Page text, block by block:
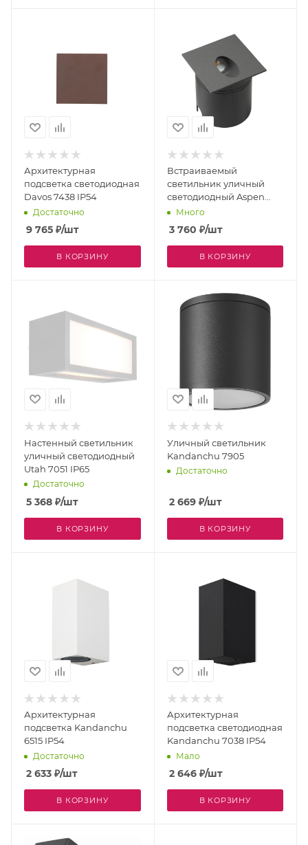
Архитектурная
подсветка светодиодная
Davos 7438 IP54
Достаточно
9 765 ₽/шт
В КОРЗИНУ
Встраиваемый
светильник уличный
светодиодный Aspen
7024 IP65
Много
3 760 ₽/шт
В КОРЗИНУ
Настенный светильник
уличный светодиодный
Utah 7051 IP65
Достаточно
5 368 ₽/шт
В КОРЗИНУ
Уличный светильник
Kandanchu 7905
Достаточно
2 669₽/шт
В КОРЗИНУ
Архитектурная
подсветка Kandanchu
6515 IP54
Достаточно
2 633 ₽/шт
В КОРЗИНУ
Архитектурная
подсветка светодиодная
Kandanchu 7038 IP54
Мало
2 646₽/шт
В КОРЗИНУ